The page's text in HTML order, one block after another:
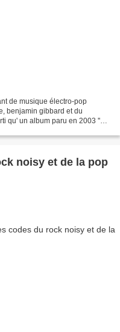
de musique électro-pop
benjamin gibbard et du
qu' un album paru en 2003 ''
noisy et de la pop